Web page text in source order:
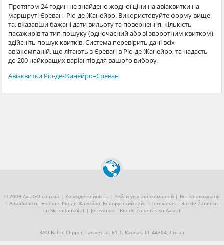
Протягом 24 годин не знайдено жодної ціни на авіаквитки на
маршруті Єреван–Ріо-де-Жанейро. Використовуйте форму вище
та, вказавши бажані дати вильоту та повернення, кількість
пасажирів та тип пошуку (одночасний або зі зворотним квитком),
здійсніть пошук квитків. Система перевірить дані всіх
авіакомпаній, що літають з Єреван в Ріо-де-Жанейро, та надасть
до 200 найкращих варіантів для вашого вибору.
Авіаквитки Ріо-де-Жанейро–Єреван
© 2009 AviaGO.com.ua | Конфіденційність | Рейси усіх авіакомпаній | Всі авіакомпанії
| Авиабилеты Єреван–Ріо-де-Жанейро, Белорусский сайт | Jerevanas – Rio de Žaneiras
su Skrendam24.lt | Jerevanas – Rio de Žaneiras su Avia.lt
ЗАО Baltic Clipper, Laisvės al. 61-1, Kaunas, LT-44304, Литва